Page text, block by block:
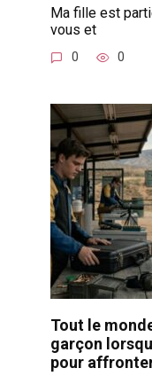
Ma fille est
vous et
0 0
Tout le
garçon
pour